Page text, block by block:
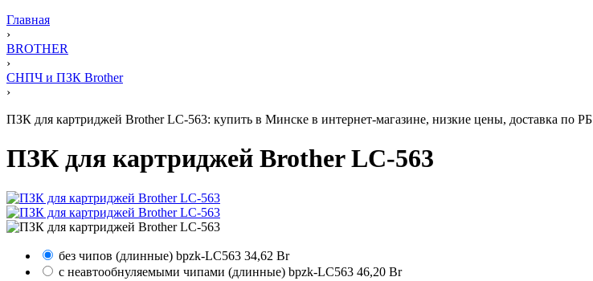
Главная
›
BROTHER
›
СНПЧ и ПЗК Brother
›
ПЗК для картриджей Brother LC-563: купить в Минске в интернет-магазине, низкие цены, доставка по РБ
ПЗК для картриджей Brother LC-563
без чипов (длинные) bpzk-LC563 34,62 Br
с неавтообнуляемыми чипами (длинные) bpzk-LC563 46,20 Br